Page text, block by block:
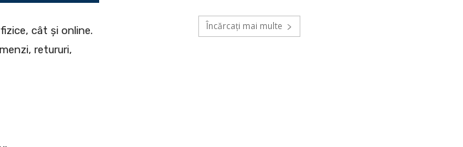
cât și online.
retururi,
Încărcați mai multe